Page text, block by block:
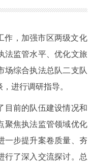
作，加强市区两级文化
法监管水平、优化文旅
场综合执法总队二支队
进行调研指导。
目前的队伍建设情况和
聚焦执法监管领域优化
一步提升案卷质量、夯
行了深入交流探讨。 总